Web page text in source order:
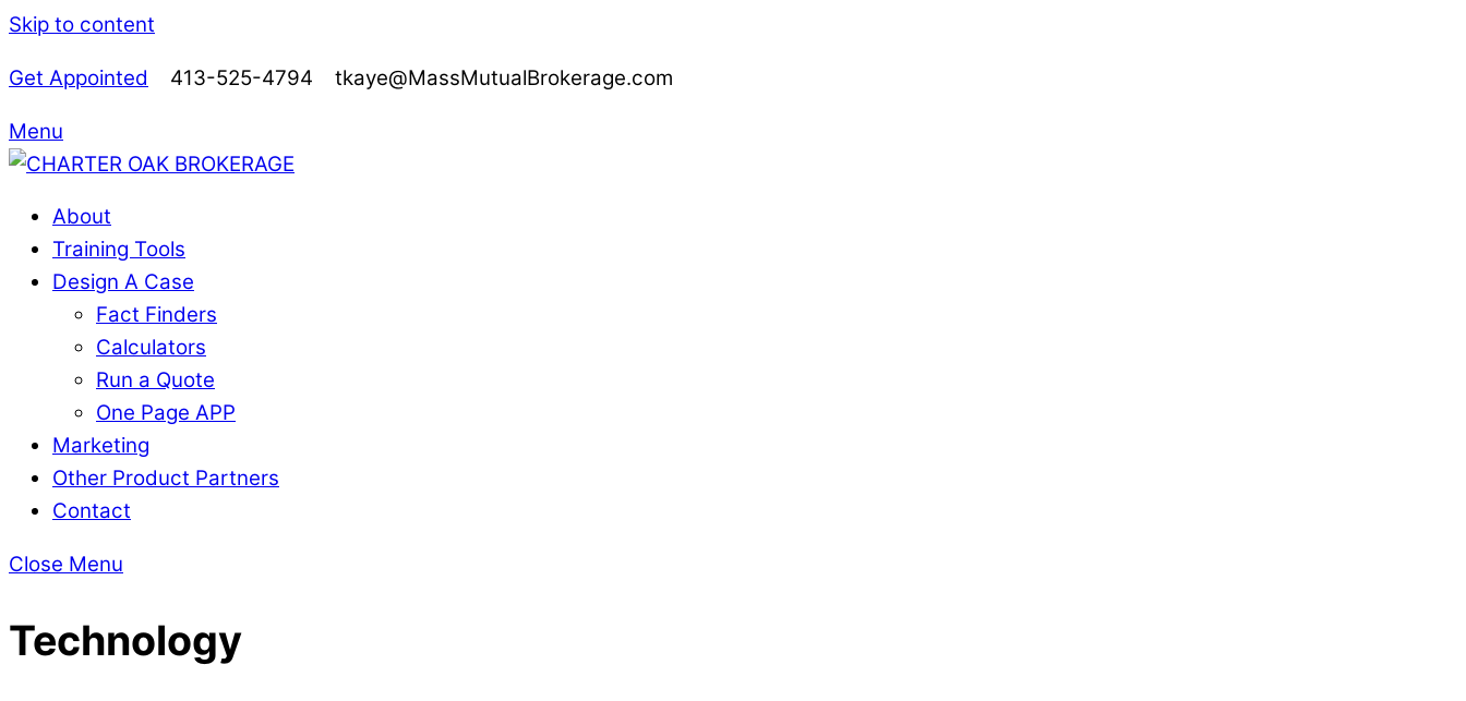
Skip to content
Get Appointed 413-525-4794 tkaye@MassMutualBrokerage.com
Menu
About
Training Tools
Design A Case
Fact Finders
Calculators
Run a Quote
One Page APP
Marketing
Other Product Partners
Contact
Close Menu
Technology